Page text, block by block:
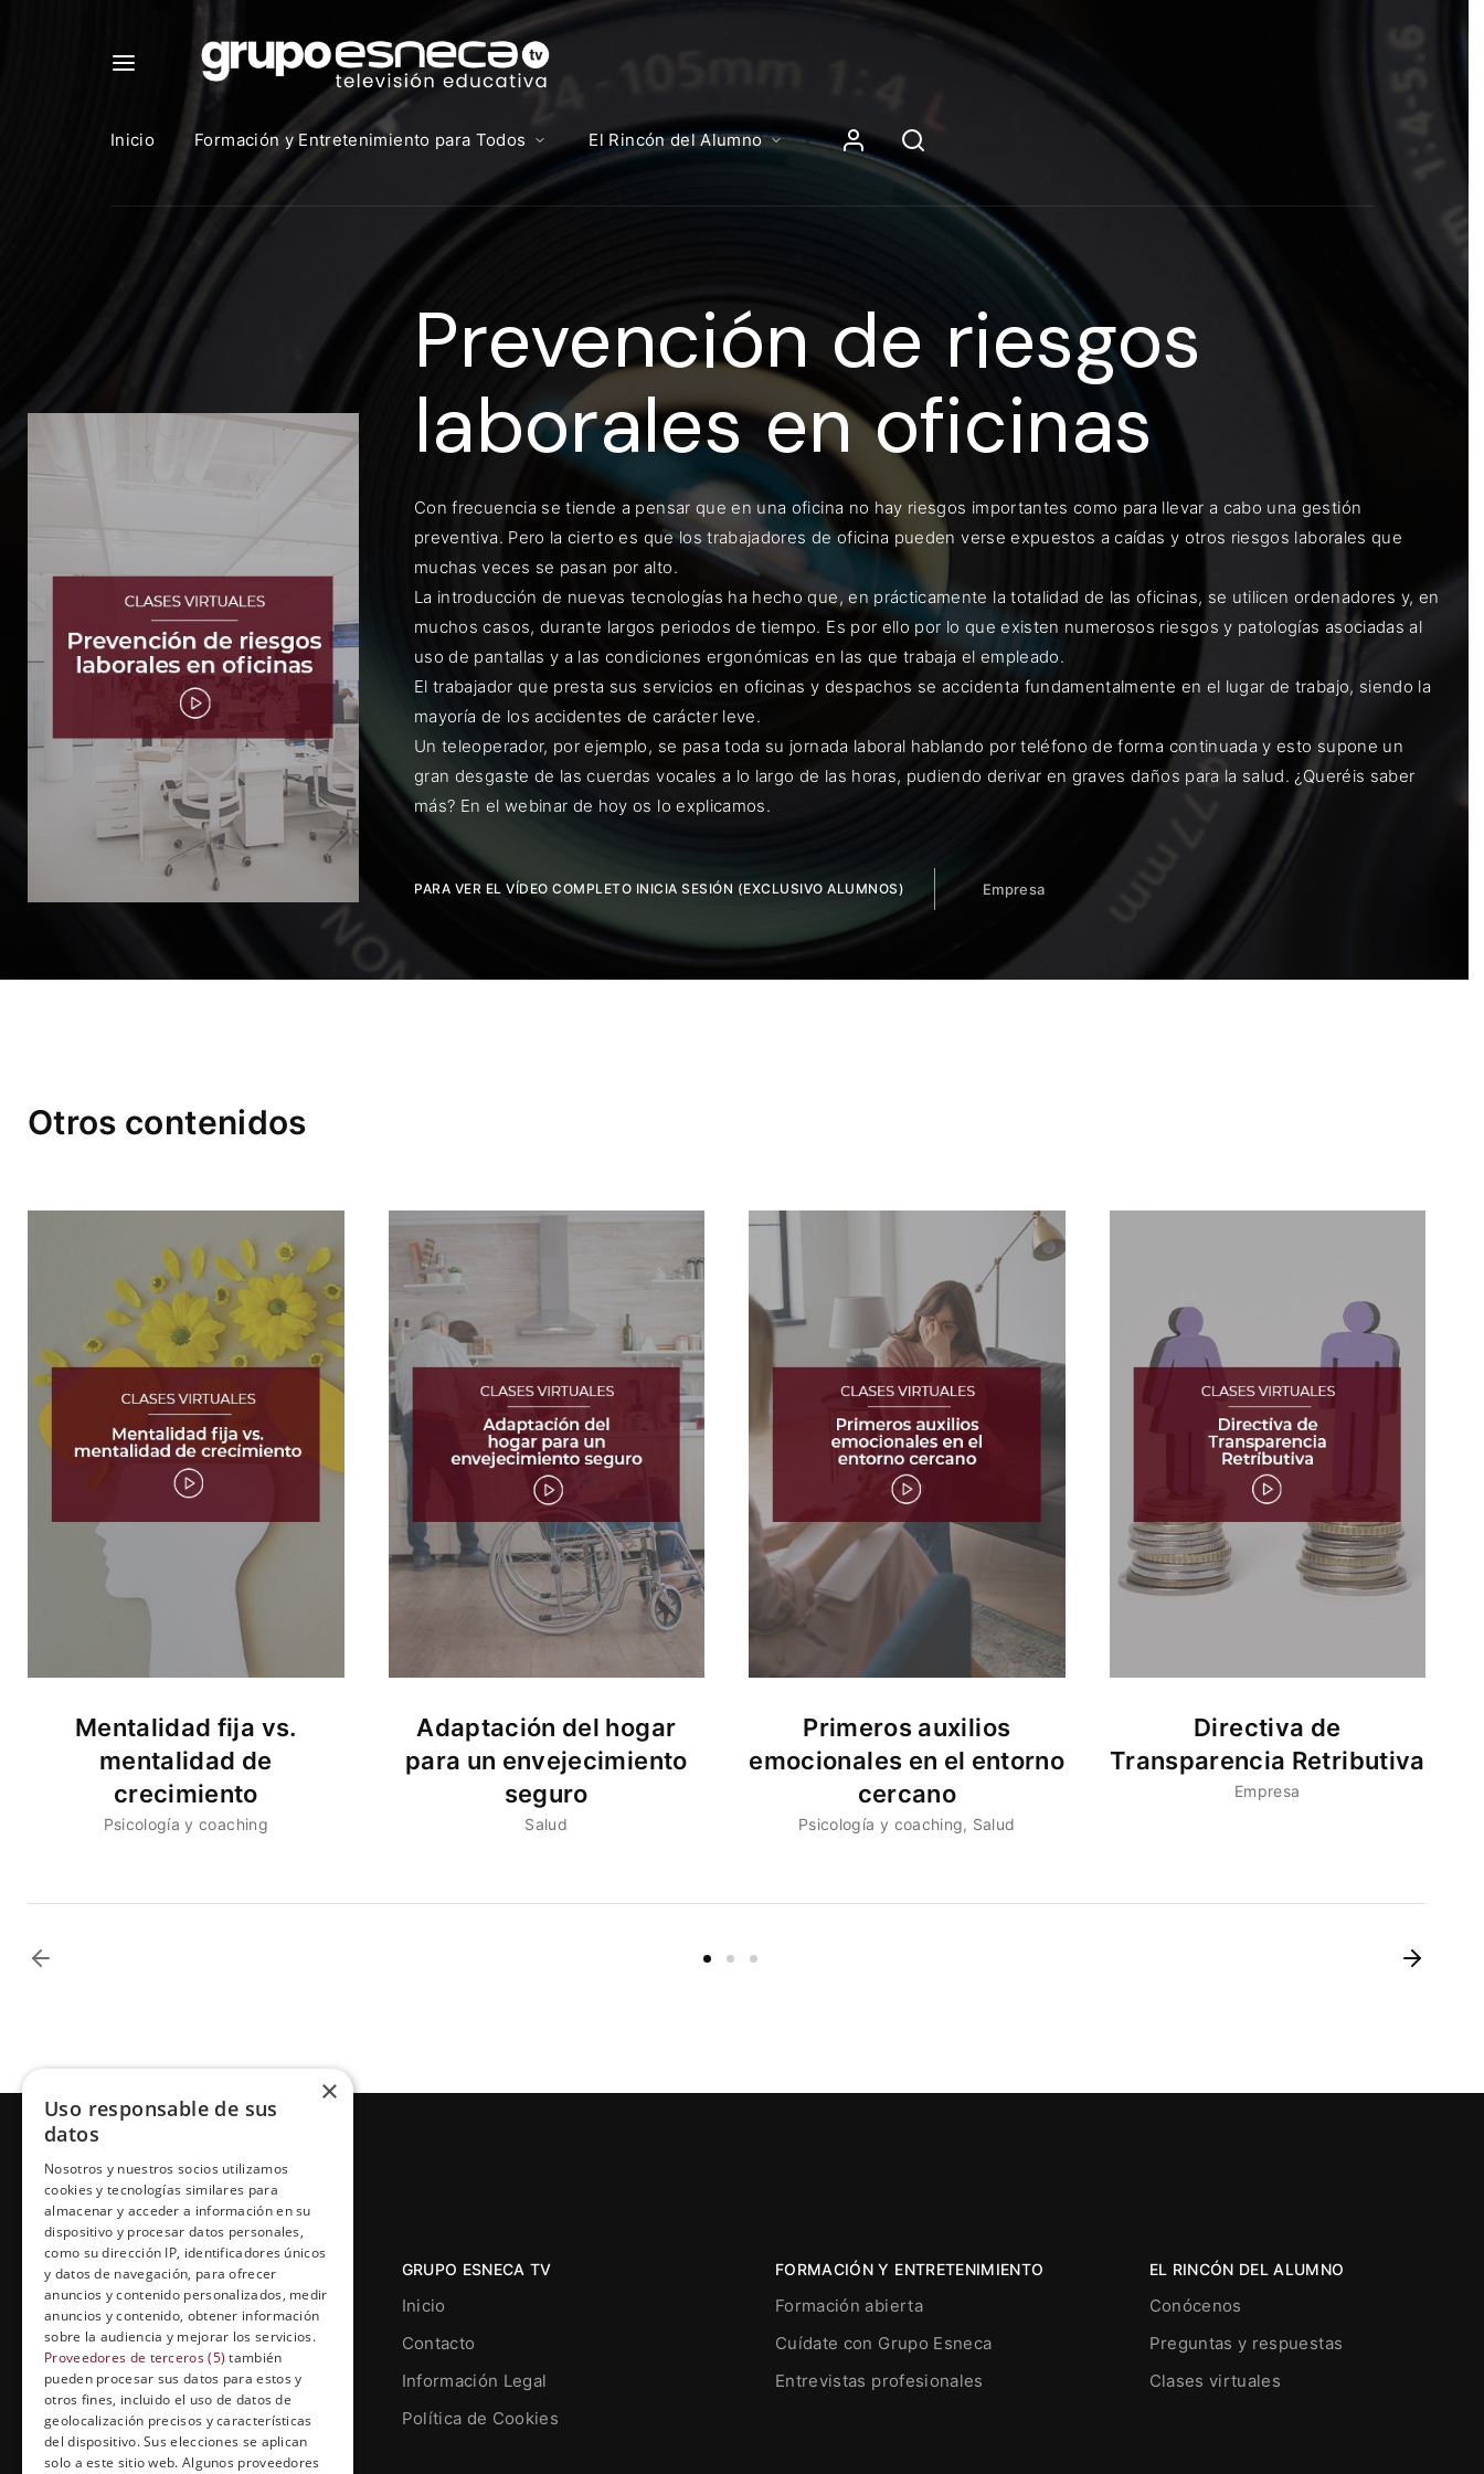
Inicio Formación y Entretenimiento para Todos El Rincón del Alumno
Prevención de riesgos
laborales en oficinas
Con frecuencia se tiende a pensar que en una oficina no hay riesgos importantes como para llevar a cabo una gestión
preventiva. Pero la cierto es que los trabajadores de oficina pueden verse expuestos a caídas y otros riesgos laborales que
muchas veces se pasan por alto.
La introducción de nuevas tecnologías ha hecho que, en prácticamente la totalidad de las oficinas, se utilicen ordenadores y, en
muchos casos, durante largos periodos de tiempo. Es por ello por lo que existen numerosos riesgos y patologías asociadas al
uso de pantallas y a las condiciones ergonómicas en las que trabaja el empleado.
El trabajador que presta sus servicios en oficinas y despachos se accidenta fundamentalmente en el lugar de trabajo, siendo la
mayoría de los accidentes de carácter leve.
Un teleoperador, por ejemplo, se pasa toda su jornada laboral hablando por teléfono de forma continuada y esto supone un
gran desgaste de las cuerdas vocales a lo largo de las horas, pudiendo derivar en graves daños para la salud. ¿Queréis saber
más? En el webinar de hoy os lo explicamos.
PARA VER EL VÍDEO COMPLETO INICIA SESIÓN (EXCLUSIVO ALUMNOS) Empresa
Otros contenidos
Mentalidad fija vs.
mentalidad de
crecimiento
Psicología y coaching
Adaptación del hogar
para un envejecimiento
seguro
Salud
Primeros auxilios
emocionales en el entorno
cercano
Psicología y coaching Salud
Directiva de
Transparencia Retributiva
Empresa
Grupo Esneca TV
Calle Prat de la Riba, 22, Entresuelo
(local 5)
GRUPO ESNECA TV
Inicio
Contacto
Información Legal
Política de Cookies
FORMACIÓN Y ENTRETENIMIENTO
Formación abierta
Cuídate con Grupo Esneca
Entrevistas profesionales
EL RINCÓN DEL ALUMNO
Conócenos
Preguntas y respuestas
Clases virtuales
Contenidos, programas y recursos educativos de Grupo Esneca TV
Iniciar Sesión
Para iniciar sesión debes introducir el mismo usuario y contraseña
https://elcampusonline.com
Dirección de correo electrónico
ENTRAR
Recuérdame
×
Uso responsable de sus
datos
Nosotros y nuestros socios utilizamos
cookies y tecnologías similares para
almacenar y acceder a información en su
dispositivo y procesar datos personales,
como su dirección IP, identificadores únicos
y datos de navegación, para ofrecer
anuncios y contenido personalizados, medir
anuncios y contenido, obtener información
sobre la audiencia y mejorar los servicios.
Proveedores de terceros (5) también
pueden procesar sus datos para estos y
otros fines, incluido el uso de datos de
geolocalización precisos y características
del dispositivo. Sus elecciones se aplican
solo a este sitio web. Algunos proveedores